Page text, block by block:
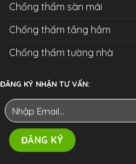
Chống thấm sàn mái
Chống thấm tầng hầm
Chống thấm tường nhà
ĐĂNG KÝ NHẬN TƯ VẤN: